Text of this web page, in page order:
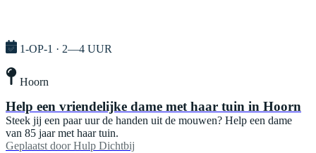
1-OP-1 · 2—4 UUR
Hoorn
Help een vriendelijke dame met haar tuin in Hoorn
Steek jij een paar uur de handen uit de mouwen? Help een dame
van 85 jaar met haar tuin.
Geplaatst door Hulp Dichtbij